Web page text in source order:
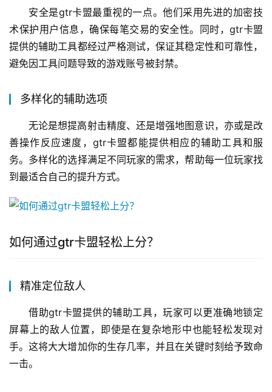
安全是gtr卡盟最重视的一点。他们采用先进的加密技
术保护用户信息，确保每笔交易的安全性。同时，gtr卡盟
提供的辅助工具都经过严格测试，保证其稳定性和可靠性，
避免因工具问题导致的游戏账号被封禁。
多样化的辅助选项
无论是想提高射击精度、还是增强地图意识，亦或是改
善操作反应速度，gtr卡盟都能提供相应的辅助工具和服
务。多样化的选择满足不同玩家的需求，帮助每一位玩家找
到最适合自己的提升方式。
如何通过gtr卡盟轻松上分？
精准定位敌人
借助gtr卡盟提供的辅助工具，玩家可以更准确地锁定
屏幕上的敌人位置，即使是在复杂地形中也能轻松发现对
手。这将大大增加你的生存几率，并且在关键时刻给予致命
一击。